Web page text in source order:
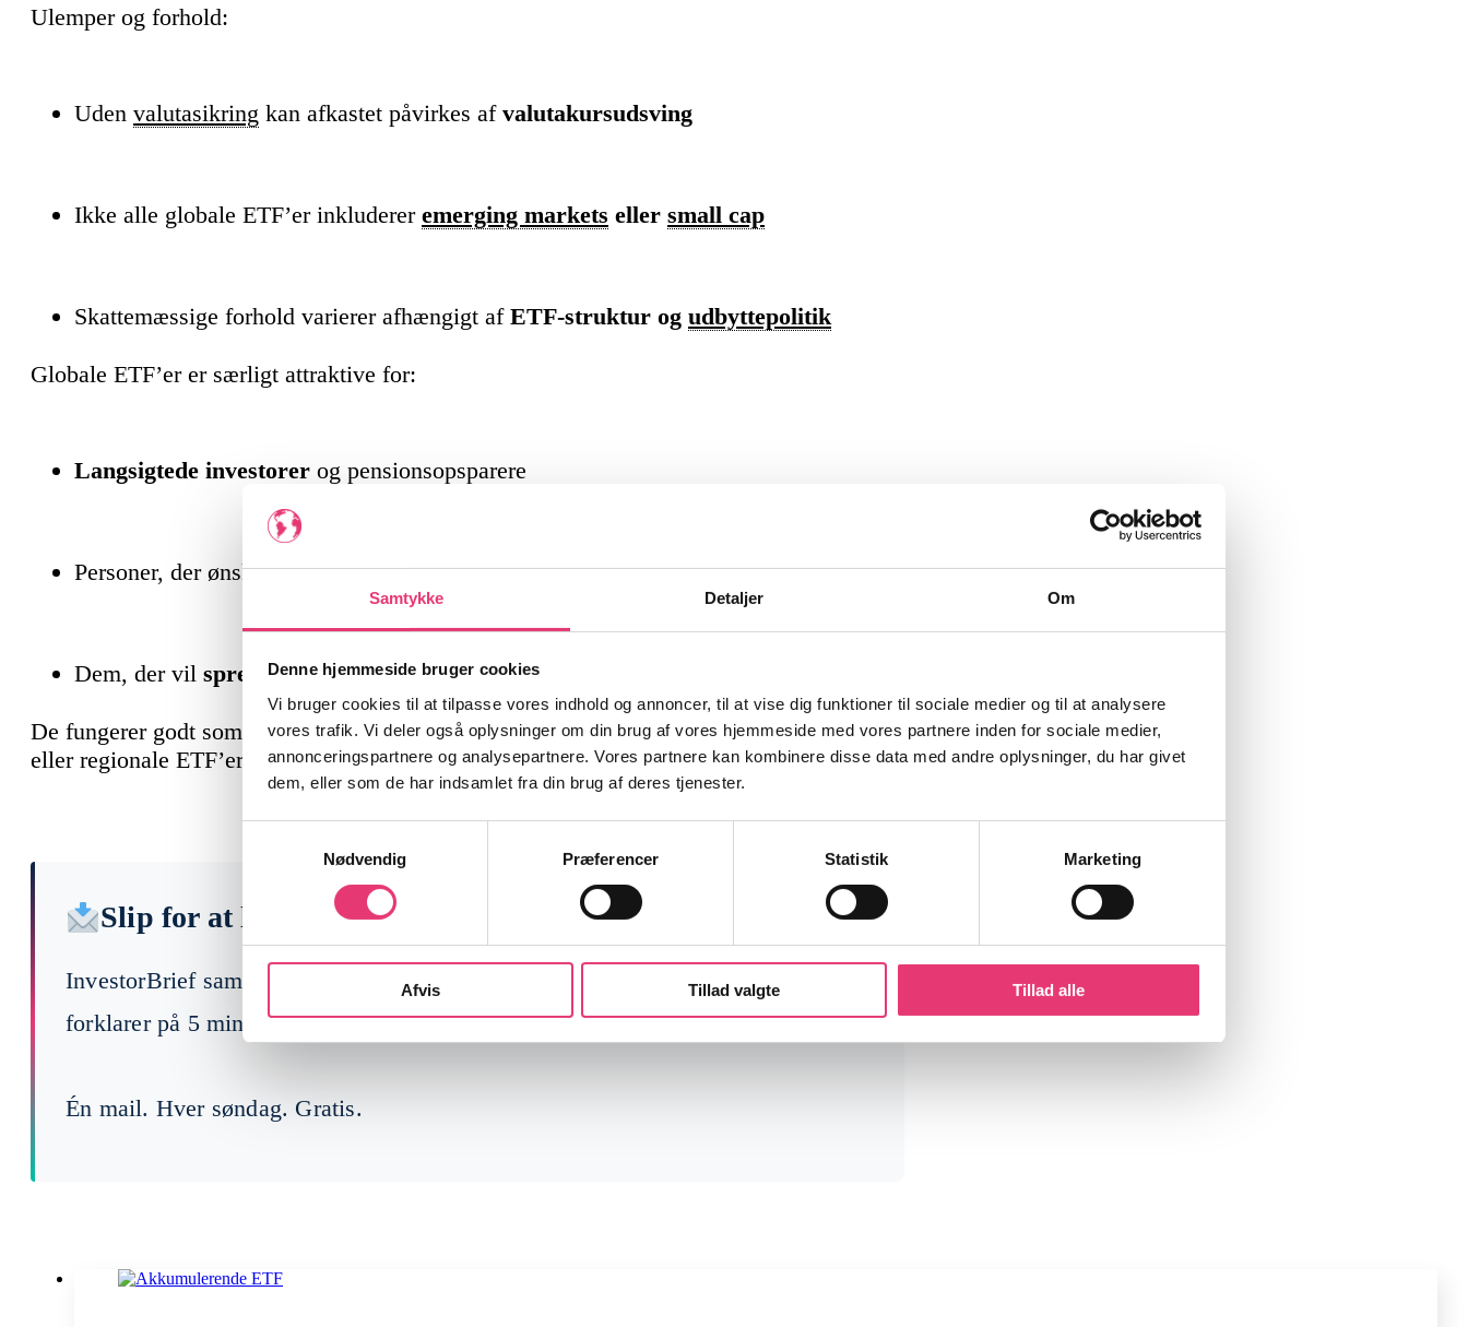
Samtykke Detaljer Om
Denne hjemmeside bruger cookies
Vi bruger cookies til at tilpasse vores indhold og annoncer, til at vise dig funktioner til sociale medier og til at analysere
vores trafik. Vi deler også oplysninger om din brug af vores hjemmeside med vores partnere inden for sociale medier,
annonceringspartnere og analysepartnere. Vores partnere kan kombinere disse data med andre oplysninger, du har givet
dem, eller som de har indsamlet fra din brug af deres tjenester.
Nødvendig
Præferencer Statistik Marketing
Afvis Tillad valgte Tillad alle
Ulemper og forhold:
Uden valutasikring kan afkastet påvirkes af valutakursudsving
Ikke alle globale ETF’er inkluderer emerging markets eller small cap
Skattemæssige forhold varierer afhængigt af ETF-struktur og udbyttepolitik
Globale ETF’er er særligt attraktive for:
Langsigtede investorer og pensionsopsparere
Personer, der ønskerpassiv investeringmed bred eksponering
Dem, der vil sprede risiko geografiskuden behov for løbende justering
De fungerer godt som kerne i en portefølje, og mange kombinerer dem med tematiske
eller regionale ETF’er for mere målrettet allokering.
Slip for at læse 200 finansnyheder!
InvestorBrief samler ugens vigtigste begivenheder fra finansmarkederne og
forklarer på 5 min, hvad der faktisk betyder noget for dig som investor.
Én mail. Hver søndag. Gratis.